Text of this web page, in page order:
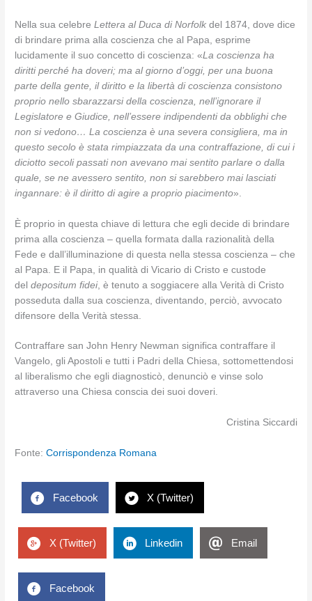
Nella sua celebre Lettera al Duca di Norfolk del 1874, dove dice
di brindare prima alla coscienza che al Papa, esprime
lucidamente il suo concetto di coscienza: «La coscienza ha
diritti perché ha doveri; ma al giorno d’oggi, per una buona
parte della gente, il diritto e la libertà di coscienza consistono
proprio nello sbarazzarsi della coscienza, nell’ignorare il
Legislatore e Giudice, nell’essere indipendenti da obblighi che
non si vedono… La coscienza è una severa consigliera, ma in
questo secolo è stata rimpiazzata da una contraffazione, di cui i
diciotto secoli passati non avevano mai sentito parlare o dalla
quale, se ne avessero sentito, non si sarebbero mai lasciati
ingannare: è il diritto di agire a proprio piacimento».
È proprio in questa chiave di lettura che egli decide di brindare
prima alla coscienza – quella formata dalla razionalità della
Fede e dall’illuminazione di questa nella stessa coscienza – che
al Papa. E il Papa, in qualità di Vicario di Cristo e custode
deldepositum fidei, è tenuto a soggiacere alla Verità di Cristo
posseduta dalla sua coscienza, diventando, perciò, avvocato
difensore della Verità stessa.
Contraffare san John Henry Newman significa contraffare il
Vangelo, gli Apostoli e tutti i Padri della Chiesa, sottomettendosi
al liberalismo che egli diagnosticò, denunciò e vinse solo
attraverso una Chiesa conscia dei suoi doveri.
Cristina Siccardi
Fonte:Corrispondenza Romana
Facebook X (Twitter)
X (Twitter) Linkedin Email
Facebook